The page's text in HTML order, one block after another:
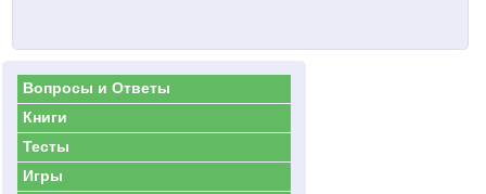
Вопросы и Ответы
Книги
Тесты
Игры